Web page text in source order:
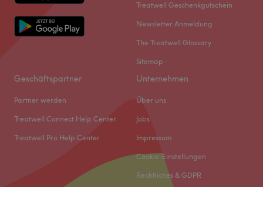
Treatwell Geschenkgutschein
Newsletter Anmeldung
The Treatwell Glossary
Sitemap
Geschäftspartner
Partner werden
Treatwell Connect Help Center
Treatwell Pro Help Center
Unternehmen
Über uns
Jobs
Impressum
Cookie-Einstellungen
Rechtliches & GDPR